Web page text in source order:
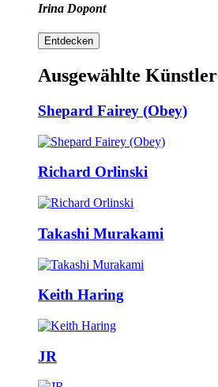
Irina Dopont
Entdecken
Ausgewählte Künstler
Shepard Fairey (Obey)
Richard Orlinski
Takashi Murakami
Keith Haring
JR